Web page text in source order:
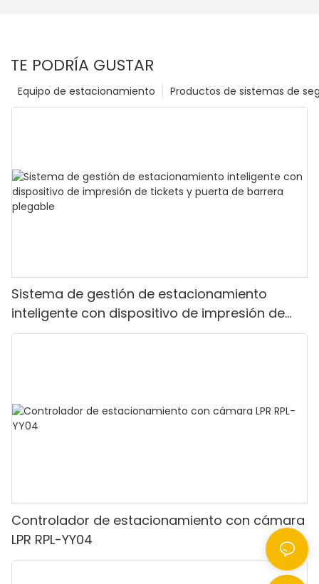
TE PODRÍA GUSTAR
Productos de sistemas de
Equipo de estacionamiento
Sistema de gestión de estacionamiento
inteligente con dispositivo de impresión de
tickets y puerta de barrera plegable
Controlador de estacionamiento con cámara
LPR RPL-YY04